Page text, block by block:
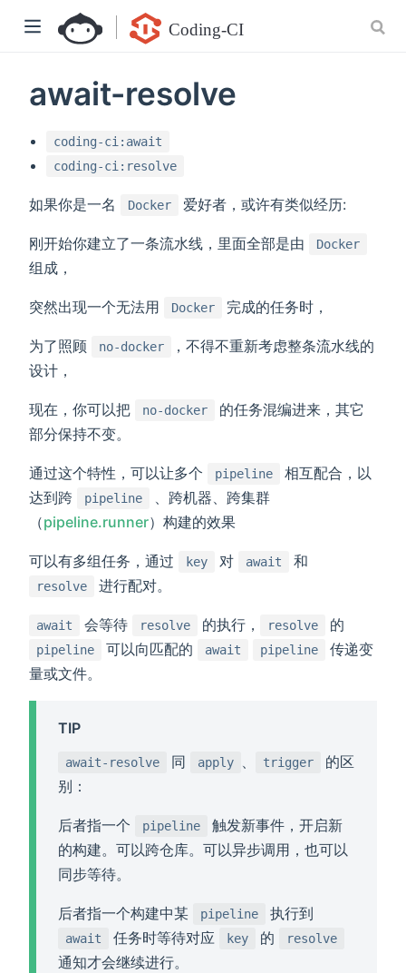
await-resolve
coding-ci:await
coding-ci:resolve
如果你是一名 Docker 爱好者，或许有类似经历:
刚开始你建立了一条流水线，里面全部是由 Docker
组成，
突然出现一个无法用 Docker 完成的任务时，
为了照顾 no-docker
，不得不重新考虑整条流水线的
设计，
现在，你可以把 no-docker
的任务混编进来，其它
部分保持不变。
通过这个特性，可以让多个 pipeline
相互配合，以
达到跨
pipeline
、跨机器、跨集群
（pipeline.runner）构建的效果
可以有多组任务，通过 key 对 await 和
resolve 进行配对。
await 会等待 resolve 的执行， resolve 的
pipeline 可以向匹配的 await pipeline
传递变
量或文件。
TIP
await-resolve 同 apply trigger
的区
别：
后者指一个 pipeline
触发新事件，开启新
的构建。可以跨仓库。可以异步调用，也可以
同步等待。
后者指一个构建中某 pipeline 执行到
await 任务时等待对应 key 的 resolve
通知才会继续进行。